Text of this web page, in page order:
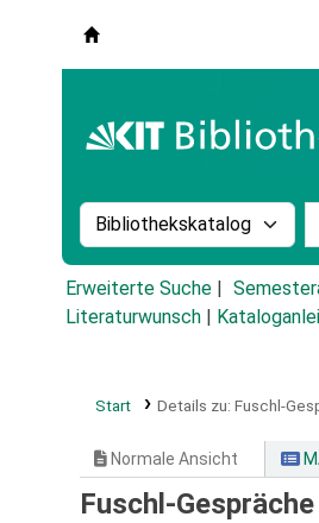
Suche im Katalog nach:
Erweiterte Suche
Literaturwunsch
Start Details zu: Fuschl-
Normale Ansicht
Fuschl-Gespräche